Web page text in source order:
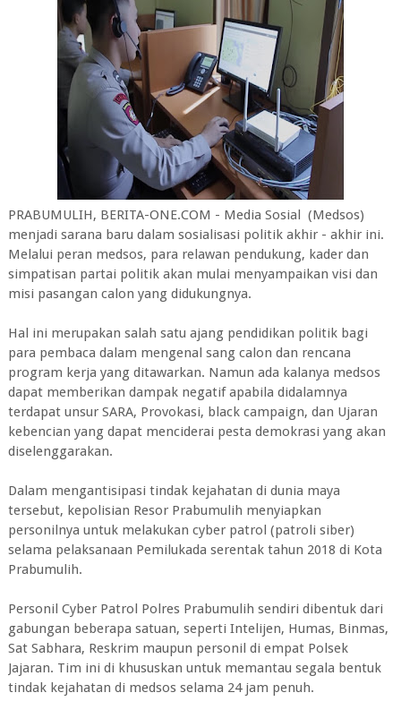
PRABUMULIH, BERITA-ONE.COM - Media Sosial (Medsos)
menjadi sarana baru dalam sosialisasi politik akhir - akhir ini.
Melalui peran medsos, para relawan pendukung, kader dan
simpatisan partai politik akan mulai menyampaikan visi dan
misi pasangan calon yang didukungnya.
Hal ini merupakan salah satu ajang pendidikan politik bagi
para pembaca dalam mengenal sang calon dan rencana
program kerja yang ditawarkan. Namun ada kalanya medsos
dapat memberikan dampak negatif apabila didalamnya
terdapat unsur SARA, Provokasi, black campaign, dan Ujaran
kebencian yang dapat menciderai pesta demokrasi yang akan
diselenggarakan.
Dalam mengantisipasi tindak kejahatan di dunia maya
tersebut, kepolisian Resor Prabumulih menyiapkan
personilnya untuk melakukan cyber patrol (patroli siber)
selama pelaksanaan Pemilukada serentak tahun 2018 di Kota
Prabumulih.
Personil Cyber Patrol Polres Prabumulih sendiri dibentuk dari
gabungan beberapa satuan, seperti Intelijen, Humas, Binmas,
Sat Sabhara, Reskrim maupun personil di empat Polsek
Jajaran. Tim ini di khususkan untuk memantau segala bentuk
tindak kejahatan di medsos selama 24 jam penuh.